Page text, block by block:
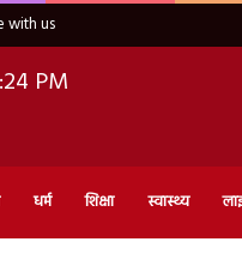
with us
PM
धर्म शिक्षा स्वास्थ्य